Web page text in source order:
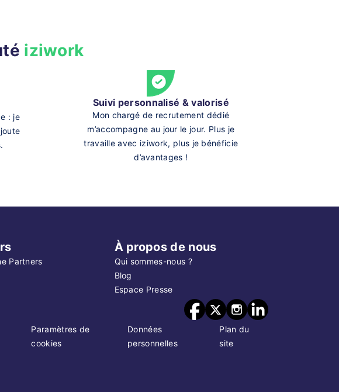
iziwork
: je
Suivi personnalisé & valorisé
Mon chargé de recrutement dédié
m’accompagne au jour le jour. Plus je
travaille avec iziwork, plus je bénéficie
d’avantages !
Partners
À propos de nous
Qui sommes-nous ?
Blog
Espace Presse
Paramètres de
cookies
Données
personnelles
Plan du
site